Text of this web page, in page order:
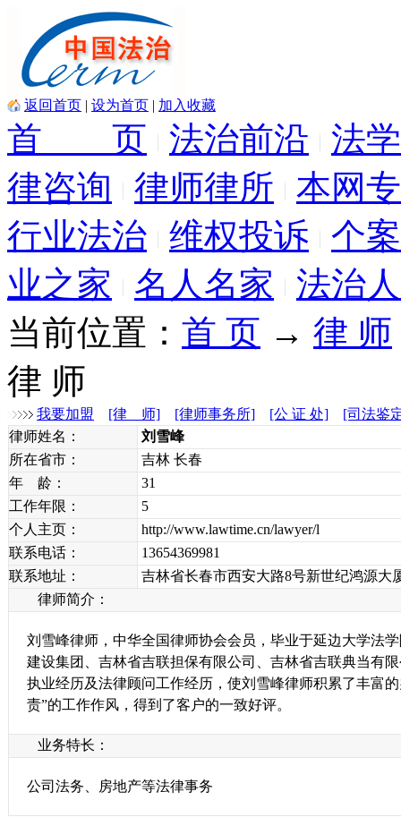
返回首页 | 设为首页 | 加入收藏
首 页 法治前沿
法
律咨询
律师律所
本网
行业法治 维权投诉
个
业之家
名人名家
法治
当前位置： 首 页 → 律 师
律 师
我要加盟 [律 师] [律师事务所] [公 证 处]
[司法鉴
律师姓名：
刘雪峰
所在省市：
吉林 长春
年 龄：
31
工作年限：
5
个人主页：
http://www.lawtime.cn/lawyer/l
联系电话：
13654369981
联系地址：
吉林省长春市西安大路8号新世纪鸿源大
律师简介：
刘雪峰律师，中华全国律师协会会员，毕业于延边大学法
建设集团、吉林省吉联担保有限公司、吉林省吉联典当有
执业经历及法律顾问工作经历，使刘雪峰律师积累了丰富
责”的工作作风，得到了客户的一致好评。
业务特长：
公司法务、房地产等法律事务